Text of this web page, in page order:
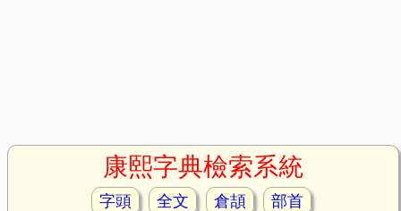
康熙字典檢索系統
字頭 全文 倉頡
部首